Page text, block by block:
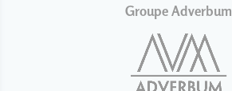
Groupe Adverbum